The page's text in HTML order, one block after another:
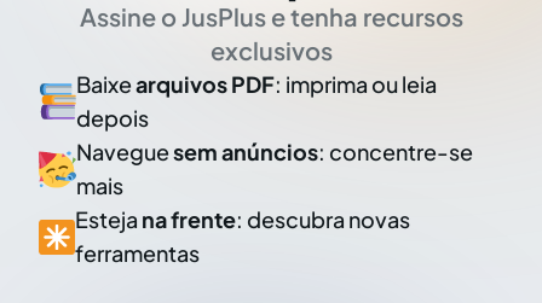
Assine o JusPlus e tenha recursos
exclusivos
Baixearquivos PDF: imprima ou leia
depois
Naveguesem anúncios: concentre-se
mais
Esteja na frente: descubra novas
ferramentas